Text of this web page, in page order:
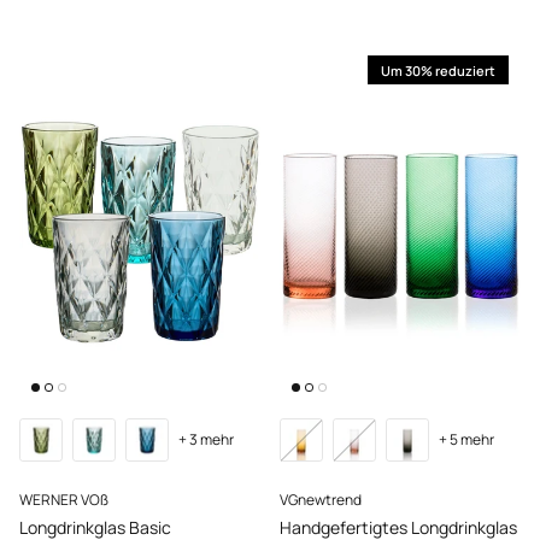
WERNER VOß
Longdrinkglas Basic
+ 3 mehr
Um 30% reduziert
VGnewtrend
Handgefertigtes Longdrinkglas
+ 5 mehr